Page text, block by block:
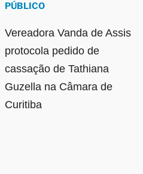
PÚBLICO
Vereadora Vanda de Assis
protocola pedido de
cassação de Tathiana
Guzella na Câmara de
Curitiba